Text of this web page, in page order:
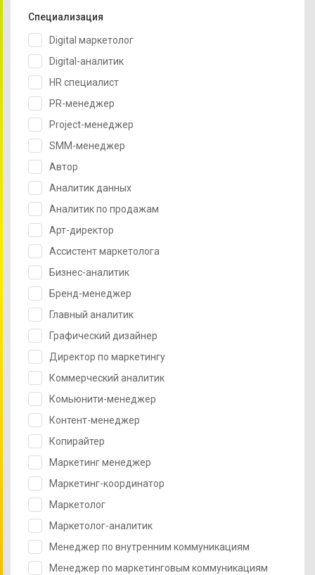
Специализация
Digital маркетолог
Digital-аналитик
HR специалист
PR-менеджер
Project-менеджер
SMM-менеджер
Автор
Аналитик данных
Аналитик по продажам
Арт-директор
Ассистент маркетолога
Бизнес-аналитик
Бренд-менеджер
Главный аналитик
Графический дизайнер
Директор по маркетингу
Коммерческий аналитик
Комьюнити-менеджер
Контент-менеджер
Копирайтер
Маркетинг менеджер
Маркетинг-координатор
Маркетолог
Маркетолог-аналитик
Менеджер по внутренним коммуникациям
Менеджер по маркетинговым коммуникациям